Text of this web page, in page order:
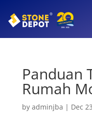
Panduan
Rumah
by adminjba | Dec